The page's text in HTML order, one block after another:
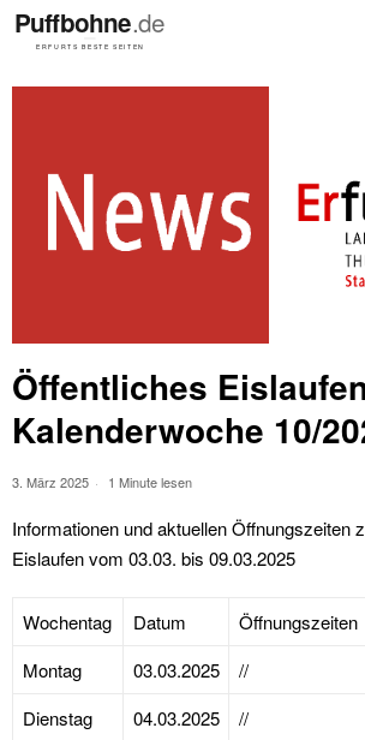
Öffentliches
Kalenderwoche 10/
3. März 2025 1 Minute lesen
Informationen und aktuellen Öffnungszeiten
Eislaufen vom 03.03. bis 09.03.2025
Wochentag Datum Öffnungszeiten
Montag
03.03.2025 //
Dienstag
04.03.2025 //